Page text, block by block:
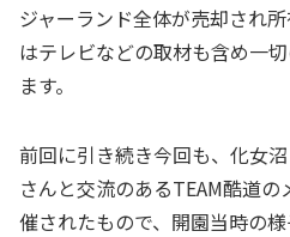
ジャーランド全体が売却され
はテレビなどの取材も含め一
ます。
前回に引き続き今回も、化女
さんと交流のあるTEAM酷道
催されたもので、開園当時の